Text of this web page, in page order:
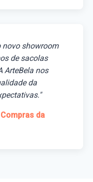
novo showroom
de sacolas
ArteBela nos
da
da